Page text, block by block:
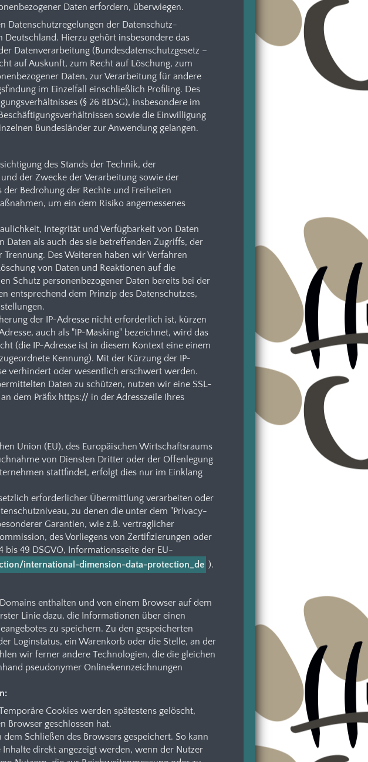
Daten erfordern, überwiegen.
Datenschutzregelungen der Datenschutz-
Hierzu gehört insbesondere das
Datenverarbeitung (Bundesdatenschutzgesetz –
auf Auskunft, zum Recht auf Löschung, zum
Daten, zur Verarbeitung für andere
im Einzelfall einschließlich Profiling. Des
(§ 26 BDSG), insbesondere im
sowie die Einwilligung
Bundesländer zur Anwendung gelangen.
des Stands der Technik, der
der Zwecke der Verarbeitung sowie der
Bedrohung der Rechte und Freiheiten
um ein dem Risiko angemessenes
Integrität und Verfügbarkeit von Daten
als auch des sie betreffenden Zugriffs, der
Des Weiteren haben wir Verfahren
von Daten und Reaktionen auf die
Schutz personenbezogener Daten bereits bei der
entsprechend dem Prinzip des Datenschutzes,
der IP-Adresse nicht erforderlich ist, kürzen
auch als "IP-Masking" bezeichnet, wird das
(die IP-Adresse ist in diesem Kontext eine einem
Kennung). Mit der Kürzung der IP-
verhindert oder wesentlich erschwert werden.
Daten zu schützen, nutzen wir eine SSL-
dem Präfix https:// in der Adresszeile Ihres
Union (EU), des Europäischen Wirtschaftsraums
von Diensten Dritter oder der Offenlegung
stattfindet, erfolgt dies nur im Einklang
erforderlicher Übermittlung verarbeiten oder
zu denen die unter dem "Privacy-
Garantien, wie z.B. vertraglicher
des Vorliegens von Zertifizierungen oder
49 DSGVO, Informationsseite der EU-
international-dimension-data-protection_de ).
enthalten und von einem Browser auf dem
Linie dazu, die Informationen über einen
zu speichern. Zu den gespeicherten
Loginstatus, ein Warenkorb oder die Stelle, an der
wir ferner andere Technologien, die die gleichen
pseudonymer Onlinekennzeichnungen
Cookies werden spätestens gelöscht,
Browser geschlossen hat.
Schließen des Browsers gespeichert. So kann
direkt angezeigt werden, wenn der Nutzer